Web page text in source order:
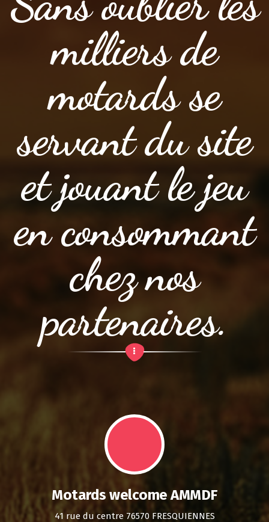
milliers de
motards se
servant du site
et jouant le jeu
en consommant
chez nos
partenaires.
Motards welcome AMMDF
41 rue du centre 76570 FRESQUIENNES